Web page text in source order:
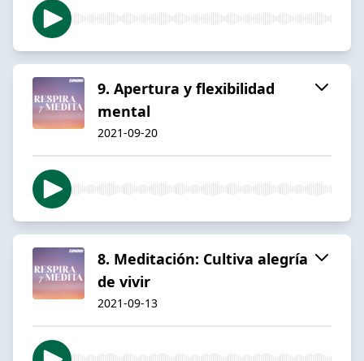
9. Apertura y flexibilidad
mental
2021-09-20
8. Meditación: Cultiva alegría
de vivir
2021-09-13